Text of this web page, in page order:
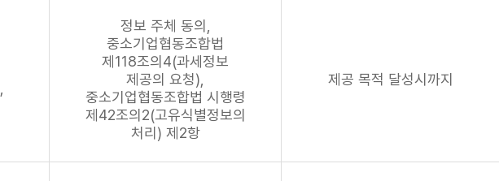
정보 주체 동의,
중소기업협동조합법
제118조의4(과세정보
제공의 요청),
중소기업협동조합법 시행령
제42조의2(고유식별정보의
처리) 제2항
제공 목적 달성시까지